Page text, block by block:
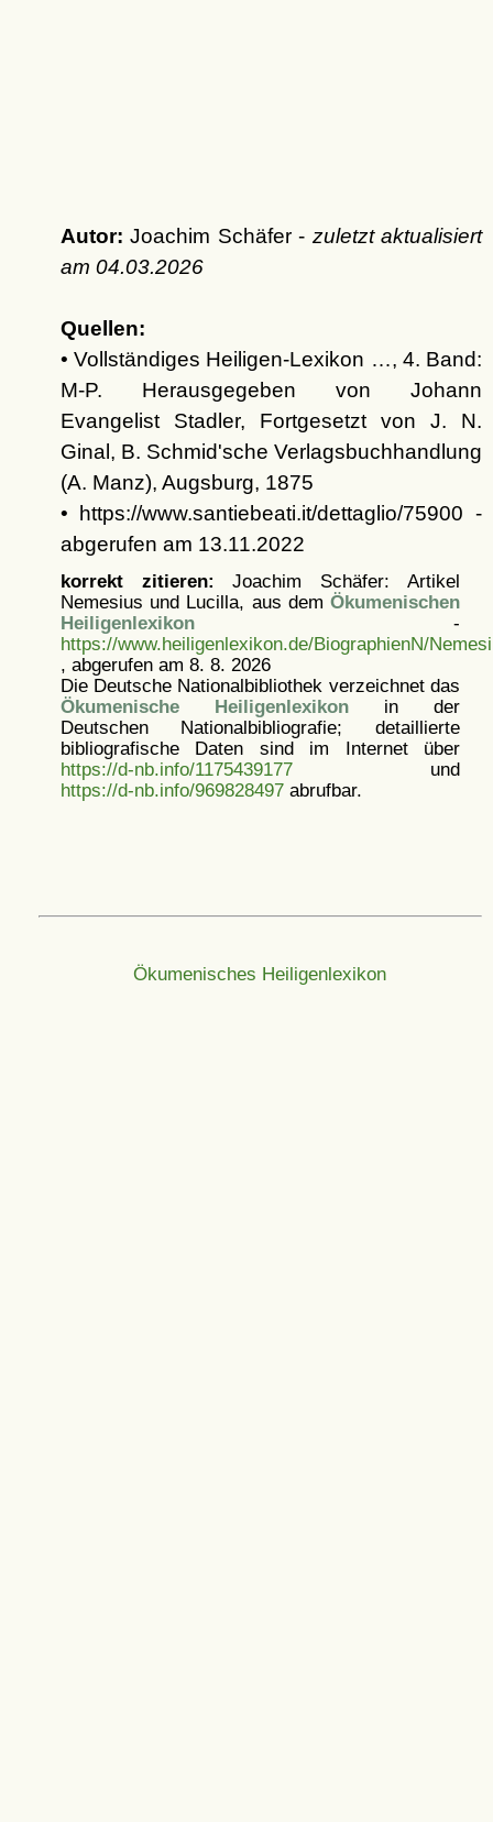
Autor: Joachim Schäfer - zuletzt aktualisiert
am 04.03.2026
Quellen:
• Vollständiges Heiligen-Lexikon …, 4. Band:
M-P. Herausgegeben von Johann
Evangelist Stadler, Fortgesetzt von J. N.
Ginal, B. Schmid'sche Verlagsbuchhandlung
(A. Manz), Augsburg, 1875
• https://www.santiebeati.it/dettaglio/75900 -
abgerufen am 13.11.2022
korrekt zitieren: Joachim Schäfer: Artikel
Nemesius und Lucilla, aus dem Ökumenischen
Heiligenlexikon-
https://www.heiligenlexikon.de/BiographienN/
, abgerufen am 8. 8. 2026
Die Deutsche Nationalbibliothek verzeichnet das
Ökumenische Heiligenlexikonin der
Deutschen Nationalbibliografie; detaillierte
bibliografische Daten sind im Internet über
https://d-nb.info/1175439177und
https://d-nb.info/969828497abrufbar.
Ökumenisches Heiligenlexikon